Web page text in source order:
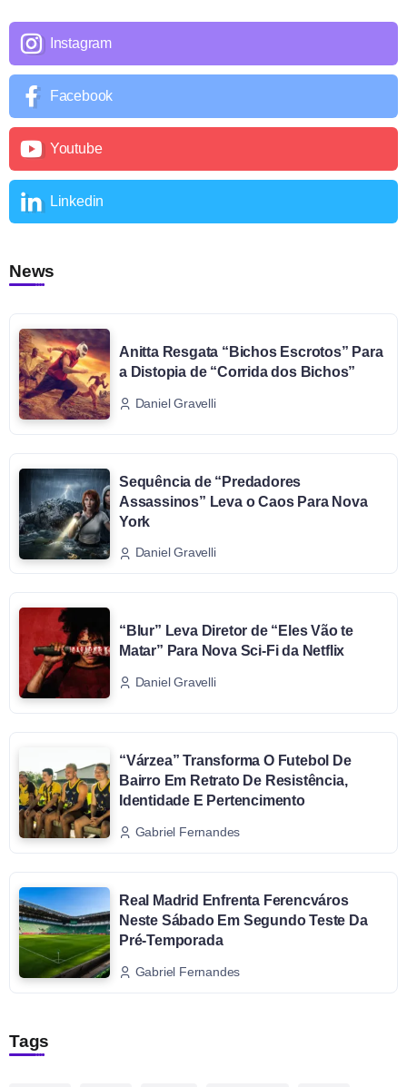
Instagram
Facebook
Youtube
Linkedin
News
Anitta Resgata “Bichos Escrotos” Para
a Distopia de “Corrida dos Bichos”
Daniel Gravelli
Sequência de “Predadores
Assassinos” Leva o Caos Para Nova
York
Daniel Gravelli
“Blur” Leva Diretor de “Eles Vão te
Matar” Para Nova Sci-Fi da Netflix
Daniel Gravelli
“Várzea” Transforma O Futebol De
Bairro Em Retrato De Resistência,
Identidade E Pertencimento
Gabriel Fernandes
Real Madrid Enfrenta Ferencváros
Neste Sábado Em Segundo Teste Da
Pré-Temporada
Gabriel Fernandes
Tags